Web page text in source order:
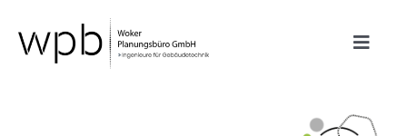
Inhalt
springen
Toggle